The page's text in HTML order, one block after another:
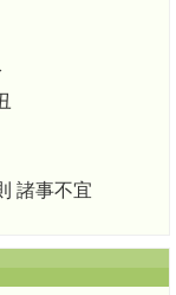
諸事不宜